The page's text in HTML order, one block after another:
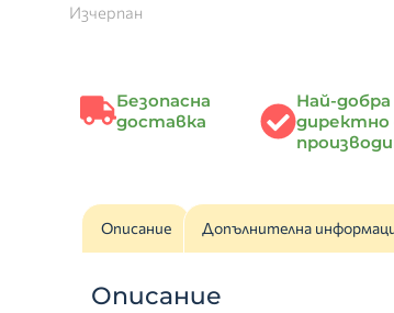
Изчерпан
Безопасна
доставка
Най-добра
Описание Допълнителна
Описание